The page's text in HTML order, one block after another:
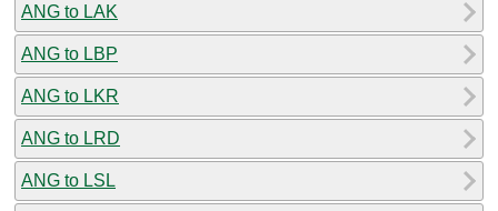
ANG to LAK
ANG to LBP
ANG to LKR
ANG to LRD
ANG to LSL